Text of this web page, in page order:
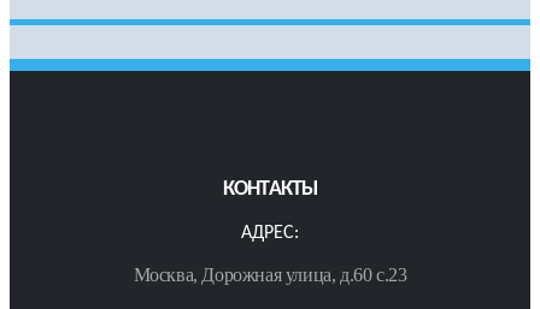
КОНТАКТЫ
АДРЕС:
Москва, Дорожная улица, д.60 с.23